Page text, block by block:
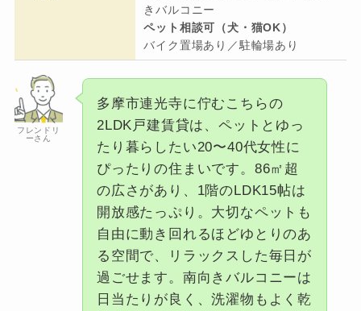
きバルコニー
ペット相談可（犬・猫OK）
バイク置場あり／駐輪場あり
フレンドリ
ーさん
多摩市連光寺に佇むこちらの
2LDK戸建賃貸は、ペットとゆっ
たり暮らしたい20〜40代女性に
ぴったりの住まいです。86㎡超
の広さがあり、1階のLDK15帖は
開放感たっぷり。大切なペットも
自由に動き回れるほどゆとりのあ
る空間で、リラックスした毎日が
過ごせます。南向きバルコニーは
日当たりが良く、洗濯物もよく乾